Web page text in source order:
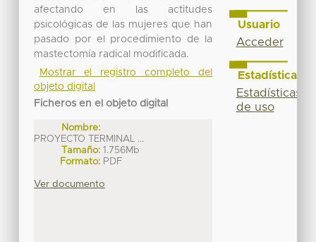
afectando en las actitudes
psicológicas de las mujeres que han
pasado por el procedimiento de la
mastectomía radical modificada.
Mostrar el registro completo del
objeto digital
Ficheros en el objeto digital
Nombre:
PROYECTO TERMINAL ...
Tamaño: 1.756Mb
Formato: PDF
Ver documento
Usuario
Acceder
Estadísticas
Estadísticas
de uso